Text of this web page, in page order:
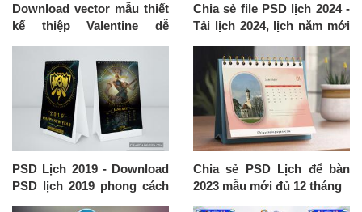
Download vector mẫu thiết
kế thiệp Valentine dễ
Chia sẻ file PSD lịch 2024 -
Tải lịch 2024, lịch năm mới
PSD Lịch 2019 - Download
PSD lịch 2019 phong cách
Chia sẻ PSD Lịch để bàn
2023 mẫu mới đủ 12 tháng